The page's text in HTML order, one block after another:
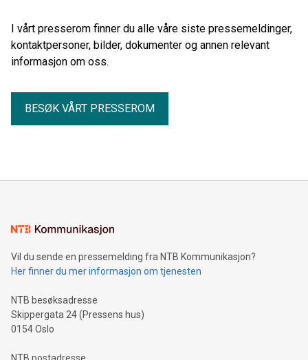
I vårt presserom finner du alle våre siste pressemeldinger,
kontaktpersoner, bilder, dokumenter og annen relevant
informasjon om oss.
BESØK VÅRT PRESSEROM
Vil du sende en pressemelding fra NTB Kommunikasjon?
Her finner du mer informasjon om tjenesten
NTB besøksadresse
Skippergata 24 (Pressens hus)
0154 Oslo